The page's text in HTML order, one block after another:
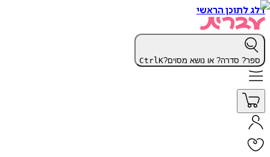
דלג לתוכן הראשי
ספר? סדרה? או נושא מסוים? CtrlK